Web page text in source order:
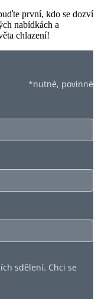
první, kdo se dozví
nabídkách a
chlazení!
*nutné, povinné
sdělení. Chci se